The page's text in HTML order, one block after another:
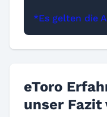
*Es gelten die
eToro
unser Fazit